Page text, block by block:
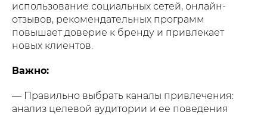
использование социальных сетей, онлайн-
отзывов, рекомендательных программ
повышает доверие к бренду и привлекает
новых клиентов.
Важно:
— Правильно выбрать каналы привлечения:
анализ целевой аудитории и ее поведения